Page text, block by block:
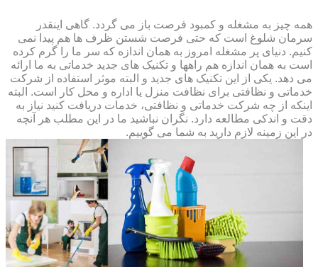
همه چیز به مشغله و کمبود فرصت باز می گردد. گاهی اینقدر
سرمان شلوغ است که حتی فرصت شستن ظرف ها هم پیدا نمی
کنیم. دنیای پر مشغله امروز به همان اندازه که سر ما را گرم کرده
است به همان اندازه هم راهها و تکنیک های جدید خدماتی به ما ارائه
می دهد. یکی از این تکنیک های جدید و البته موثر استفاده از شرکت
خدماتی و نظافتی برای نظافت منزل یا اداره و محل کار است. البته
اینکه از چه شرکت خدماتی و نظافتی، خدمات دریافت کنید نیاز به
دقت و اندکی مطالعه دارد. نگران نباشید ما در این مطلب هر آنچه
در این زمینه لازم دارید به شما می گوییم.